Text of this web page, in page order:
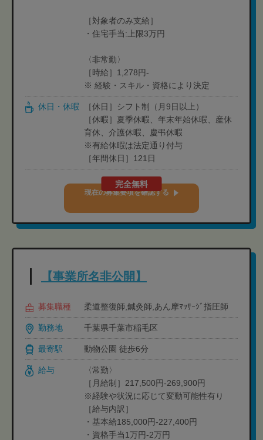
［対象者のみ支給］
・住宅手当:上限3万円
〈非常勤〉
［時給］1,278円-
※ 経験・スキル・資格により決定
休日・休暇
［休日］シフト制（月9日以上）
［休暇］夏季休暇、年末年始休暇、産休
育休、介護休暇、慶弔休暇
※有給休暇は法定通り付与
［年間休日］121日
完全無料
現在の募集要項を確認する
【事業所名非公開】
募集職種 柔道整復師,鍼灸師,あん摩ﾏｯｻｰｼﾞ指圧師
勤務地 千葉県千葉市稲毛区
最寄駅 動物公園 徒歩6分
給与
〈常勤〉
［月給制］217,500円-269,900円
※経験や状況に応じて変動可能性有り
［給与内訳］
・基本給185,000円-227,400円
・資格手当1万円-2万円